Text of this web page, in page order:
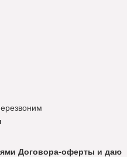
Договора-оферты и даю